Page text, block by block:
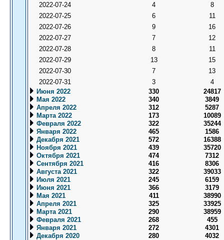
2022-07-24 4
8
2022-07-25
6
11
2022-07-26
9
16
2022-07-27
7
12
2022-07-28
8
11
2022-07-29
13
15
2022-07-30
7
13
2022-07-31
3
4
Июня 2022
330
24817
Мая 2022
340
3849
Апреля 2022
312
5287
Марта 2022
173
10089
Февраля 2022
322
35244
Января 2022
465
1586
Декабря 2021
572
16388
Ноября 2021
439
35720
Октября 2021
474
7312
Сентября 2021
416
8306
Августа 2021
322
39033
Июля 2021
245
6159
Июня 2021
366
3179
Мая 2021
411
38990
Апреля 2021
325
33925
Марта 2021
290
38959
Февраля 2021
268
455
Января 2021
272
4301
Декабря 2020
280
4032